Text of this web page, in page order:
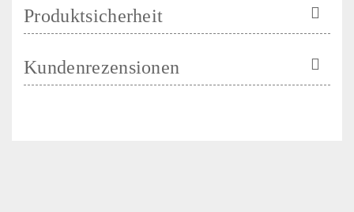
Produktsicherheit
Kundenrezensionen